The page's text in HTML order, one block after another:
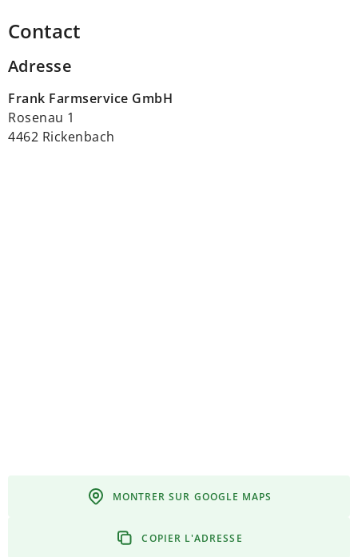
Contact
Adresse
Frank Farmservice GmbH
Rosenau 1
4462 Rickenbach
MONTRER SUR GOOGLE MAPS
COPIER L'ADRESSE